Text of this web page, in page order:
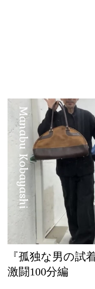
Manabu Kobayashi
『孤独な男の試
激闘100分編